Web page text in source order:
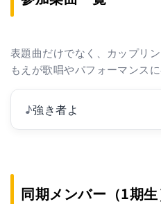
表題曲だけでなく、カップリ
もえが歌唱やパフォーマンス
♪強き者よ
同期メンバー（1期生